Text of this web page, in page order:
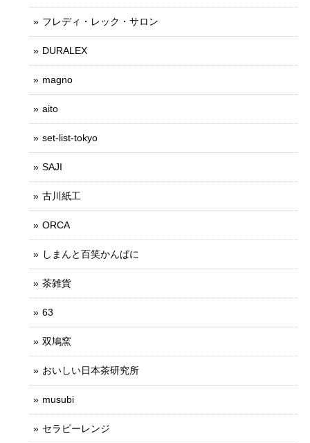
フレディ・レック・サロン
DURALEX
magno
aito
set-list-tokyo
SAJI
古川紙工
ORCA
しまんと百笑かんぱに
茶雑貨
63
双鳩窯
おいしい日本茶研究所
musubi
セラピーレンジ